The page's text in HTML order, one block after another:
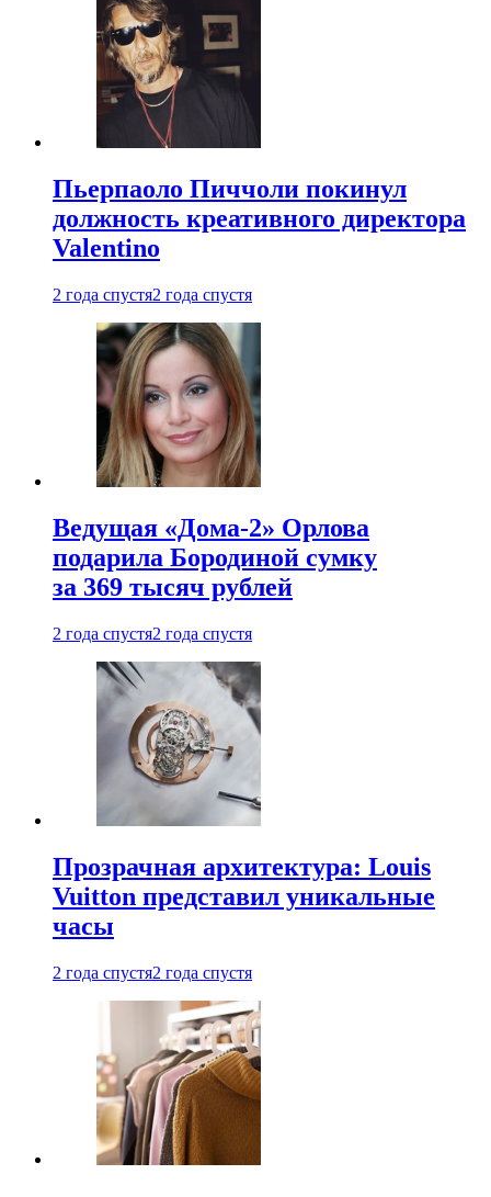
Пьерпаоло Пиччоли покинул
должность креативного директора
Valentino
2 года спустя2 года спустя
Ведущая «Дома-2» Орлова
подарила Бородиной сумку
за 369 тысяч рублей
2 года спустя2 года спустя
Прозрачная архитектура: Louis
Vuitton представил уникальные
часы
2 года спустя2 года спустя